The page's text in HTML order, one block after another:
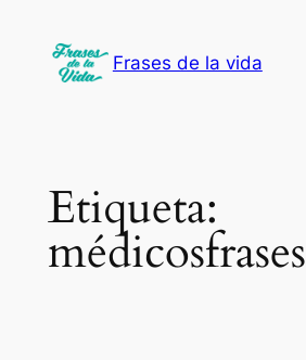
contenido
Frases de la vida
Etiqueta:
médicosfrases